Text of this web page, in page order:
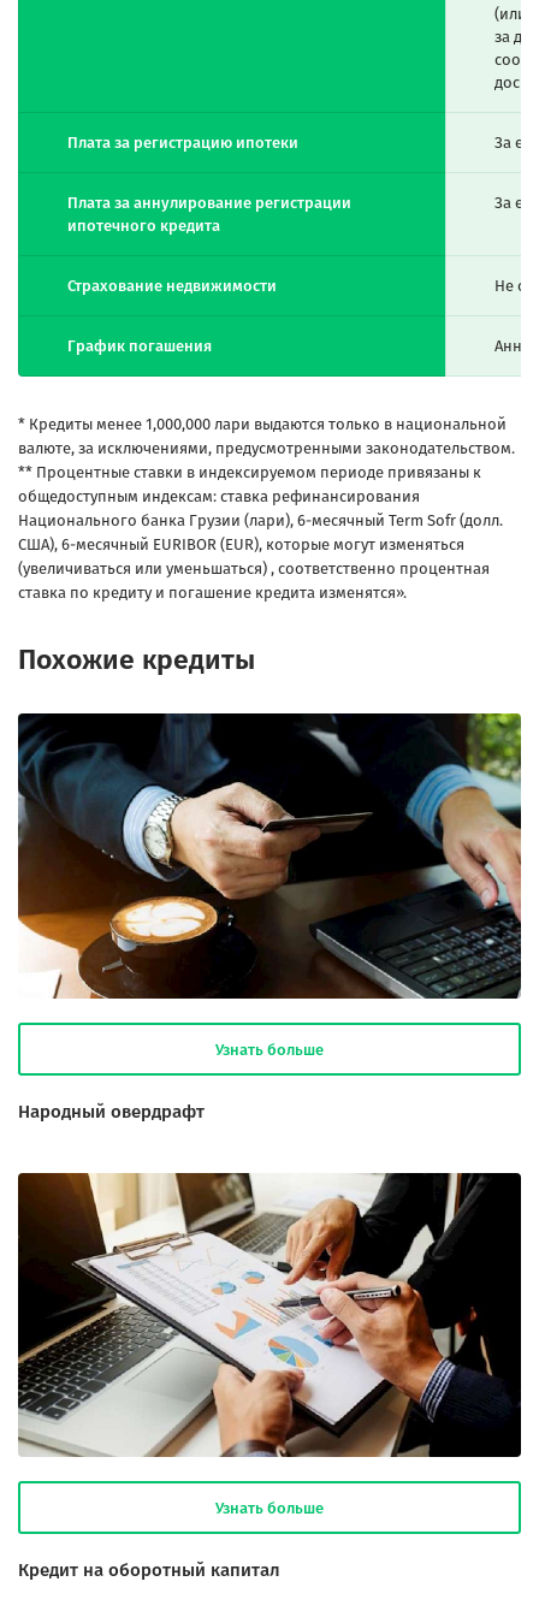
(или
за
Плата за регистрацию ипотеки За
Плата за аннулирование регистрации
ипотечного кредита
За
Страхование недвижимости Не
График погашения
* Кредиты менее 1,000,000 лари выдаются только в национальной
валюте, за исключениями, предусмотренными законодательством.
** Процентные ставки в индексируемом периоде привязаны к
общедоступным индексам: ставка рефинансирования
Национального банка Грузии (лари), 6-месячный Term Sofr (долл.
США), 6-месячный EURIBOR (EUR), которые могут изменяться
(увеличиваться или уменьшаться) , соответственно процентная
ставка по кредиту и погашение кредита изменятся».
Похожие кредиты
Узнать больше
Народный овердрафт
Узнать больше
Кредит на оборотный капитал